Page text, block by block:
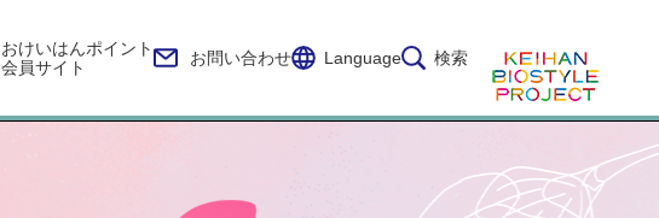
おけいはんポイント
会員サイト
お問い合わせ Language 検索